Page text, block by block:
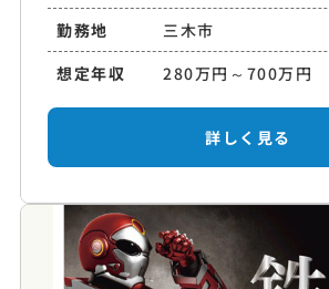
勤務地
三木市
想定年収
280万円～700万円
詳しく見る